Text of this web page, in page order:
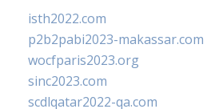
isth2022.com
p2b2pabi2023-makassar.com
wocfparis2023.org
sinc2023.com
scdlqatar2022-qa.com